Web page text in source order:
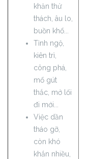
khăn thử
thách, âu lo,
buồn khổ...
Tỉnh ngộ,
kiên trì,
công phá,
mổ gút
thắc, mở lối
đi mới...
Việc dần
tháo gỡ,
còn khó
khắn nhiều,